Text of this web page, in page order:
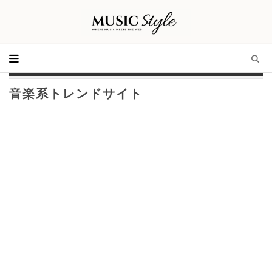
音楽系トレンドサイト